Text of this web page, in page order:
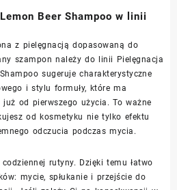
Beer Shampoo w linii
z pielęgnacją dopasowaną do
szampon należy do linii Pielęgnacja
sugeruje charakterystyczne
i stylu formuły, które ma
od pierwszego użycia. To ważne
od kosmetyku nie tylko efektu
odczucia podczas mycia.
rutyny. Dzięki temu łatwo
mycie, spłukanie i przejście do